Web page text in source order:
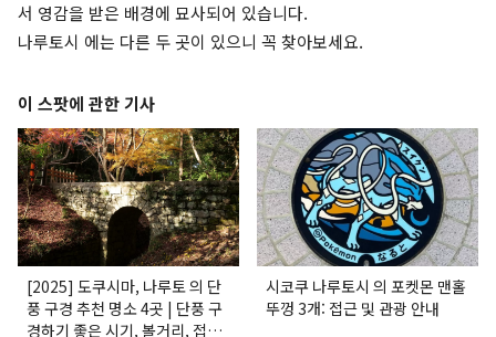
서 영감을 받은 배경에 묘사되어 있습니다.
나루토시 에는 다른 두 곳이 있으니 꼭 찾아보세요.
이 스팟에 관한 기사
[2025] 도쿠시마, 나루토 의 단
풍 구경 추천 명소 4곳 | 단풍 구
경하기 좋은 시기, 볼거리, 접근
시코쿠 나루토시 의 포켓몬 맨홀
뚜껑 3개: 접근 및 관광 안내